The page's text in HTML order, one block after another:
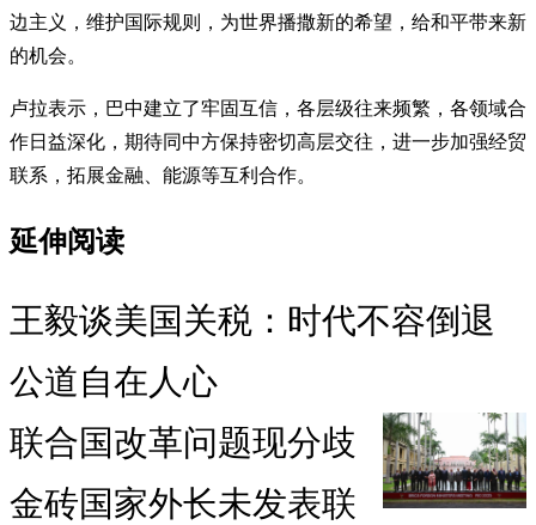
边主义，维护国际规则，为世界播撒新的希望，给和平带来新
的机会。
卢拉表示，巴中建立了牢固互信，各层级往来频繁，各领域合
作日益深化，期待同中方保持密切高层交往，进一步加强经贸
联系，拓展金融、能源等互利合作。
延伸阅读
王毅谈美国关税：时代不容倒退
公道自在人心
联合国改革问题现分歧
金砖国家外长未发表联